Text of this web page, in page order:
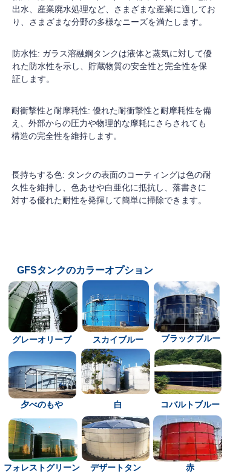
防水性: ガラス溶融鋼タンクは液体と蒸気に対して優
れた防水性を示し、貯蔵物質の安全性と完全性を保
証します。
耐衝撃性と耐摩耗性: 優れた耐衝撃性と耐摩耗性を備
え、外部からの圧力や物理的な摩耗にさらされても
構造の完全性を維持します。
長持ちする色: タンクの表面のコーティングは色の耐
久性を維持し、色あせや白亜化に抵抗し、落書きに
対する優れた耐性を発揮して簡単に掃除できます。
出水、産業廃水処理など、さまざまな産業に適してお
り、さまざまな分野の多様なニーズを満たします。
GFSタンクのカラーオプション
グレーオリーブ ブラックブルー
白
フォレストグリーン 赤
スカイブルー
夕べのもや コバルトブルー
デザートタン